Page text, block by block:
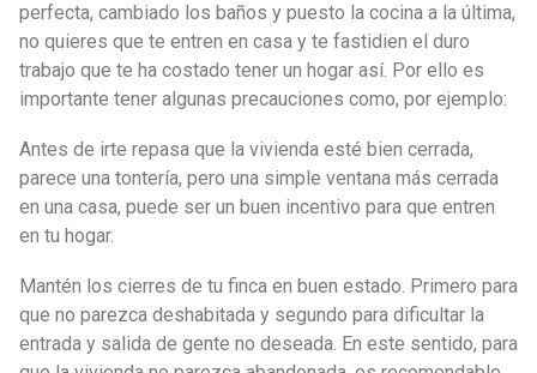
perfecta, cambiado los baños y puesto la cocina a la última,
no quieres que te entren en casa y te fastidien el duro
trabajo que te ha costado tener un hogar así. Por ello es
importante tener algunas precauciones como, por ejemplo:
Antes de irte repasa que la vivienda esté bien cerrada,
parece una tontería, pero una simple ventana más cerrada
en una casa, puede ser un buen incentivo para que entren
en tu hogar.
Mantén los cierres de tu finca en buen estado. Primero para
que no parezca deshabitada y segundo para dificultar la
entrada y salida de gente no deseada. En este sentido, para